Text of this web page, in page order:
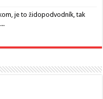
je to židopodvodník, tak